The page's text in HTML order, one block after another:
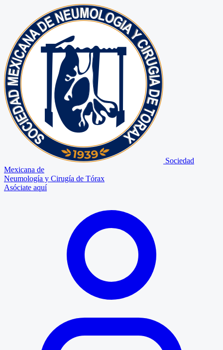
Sociedad
Mexicana de
Neumología y Cirugía de Tórax
Asóciate aquí